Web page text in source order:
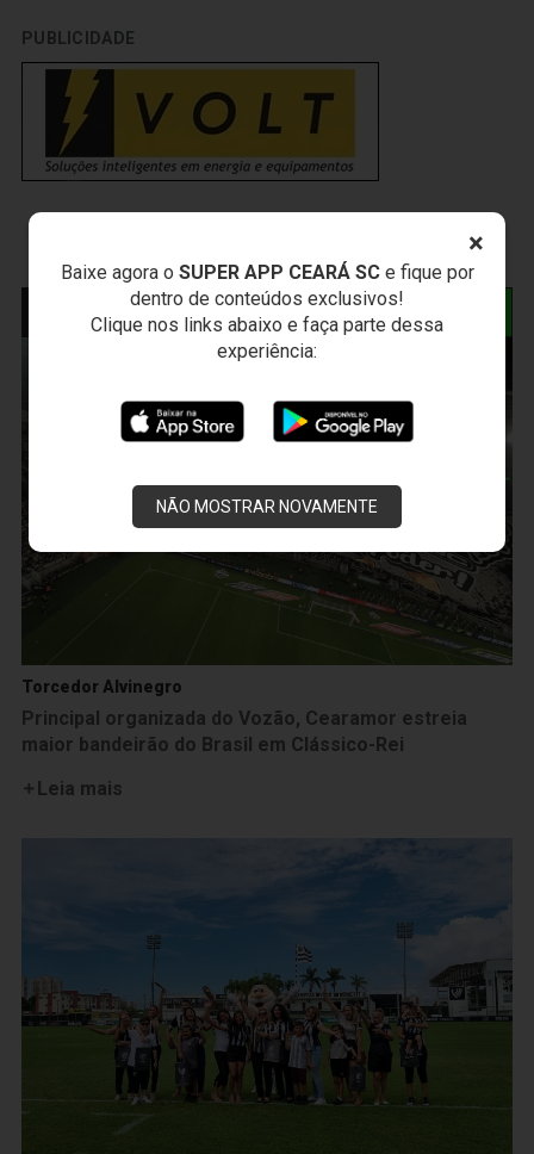
×
Baixe agora o SUPER APP CEARÁ SCe fique por
dentro de conteúdos exclusivos!
Clique nos links abaixo e faça parte dessa
experiência:
NÃO MOSTRAR NOVAMENTE
PUBLICIDADE
NOTÍCIAS RELACIONADAS
Torcedor Alvinegro
Principal organizada do Vozão, Cearamor estreia
maior bandeirão do Brasil em Clássico-Rei
Leia mais